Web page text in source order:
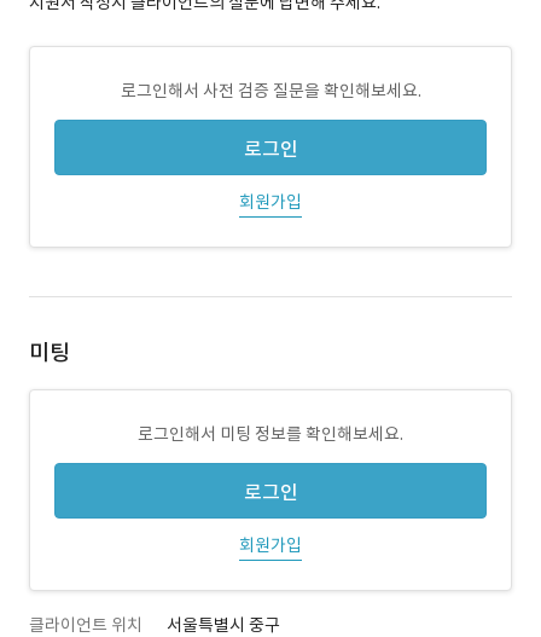
로그인해서 사전 검증 질문을 확인해보세요.
로그인
회원가입
미팅
로그인해서 미팅 정보를 확인해보세요.
로그인
회원가입
클라이언트 위치 서울특별시 중구